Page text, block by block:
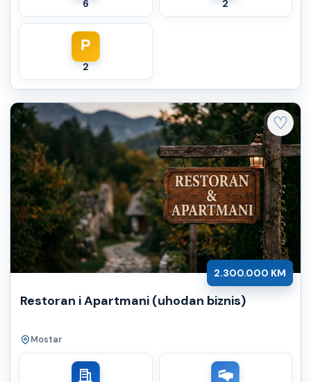
6 2
P
2
♡
2.300.000 KM
Restoran i Apartmani (uhodan biznis)
Mostar